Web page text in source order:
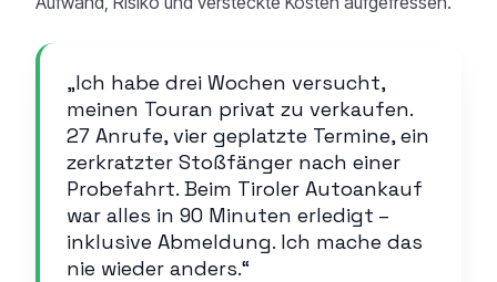
„Ich habe drei Wochen versucht,
meinen Touran privat zu verkaufen.
27 Anrufe, vier geplatzte Termine, ein
zerkratzter Stoßfänger nach einer
Probefahrt. Beim Tiroler Autoankauf
war alles in 90 Minuten erledigt –
inklusive Abmeldung. Ich mache das
nie wieder anders.“